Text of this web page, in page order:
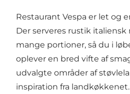
Restaurant Vespa er let og
Der serveres rustik italiensk
mange portioner, så du i
oplever en bred vifte af
udvalgte områder af
inspiration fra landkøkkenet.